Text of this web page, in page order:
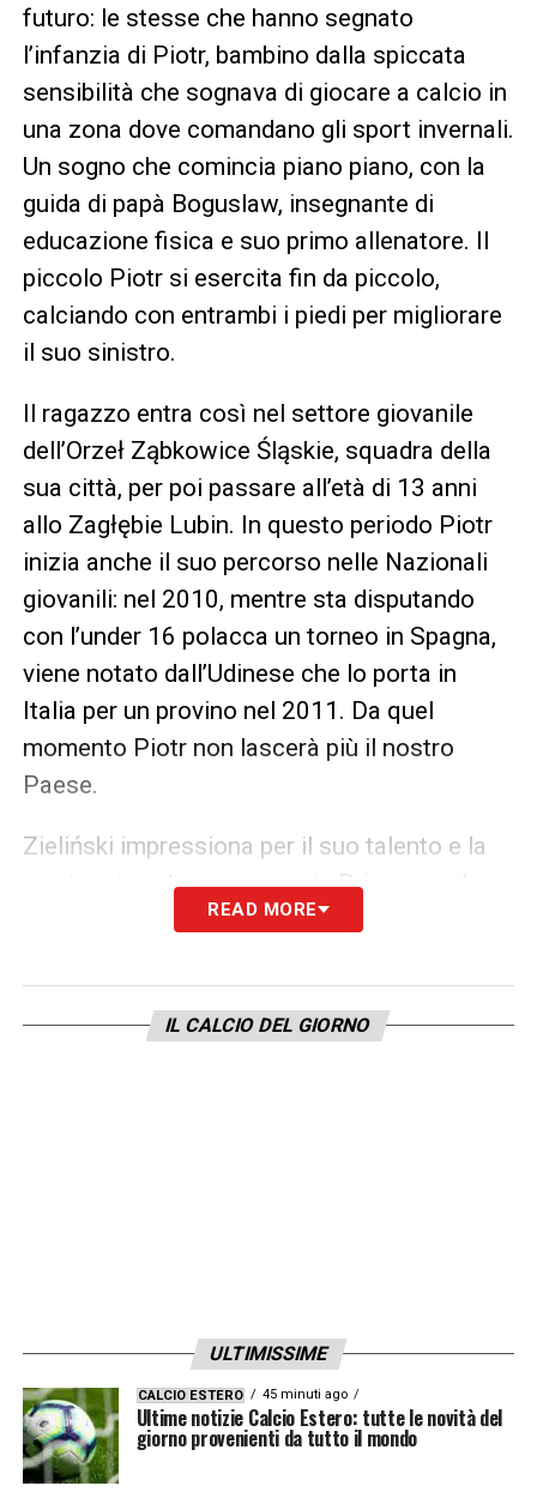
futuro: le stesse che hanno segnato
l’infanzia di Piotr, bambino dalla spiccata
sensibilità che sognava di giocare a calcio in
una zona dove comandano gli sport invernali.
Un sogno che comincia piano piano, con la
guida di papà Boguslaw, insegnante di
educazione fisica e suo primo allenatore. Il
piccolo Piotr si esercita fin da piccolo,
calciando con entrambi i piedi per migliorare
il suo sinistro.
Il ragazzo entra così nel settore giovanile
dell’Orzeł Ząbkowice Śląskie, squadra della
sua città, per poi passare all’età di 13 anni
allo Zagłębie Lubin. In questo periodo Piotr
inizia anche il suo percorso nelle Nazionali
giovanili: nel 2010, mentre sta disputando
con l’under 16 polacca un torneo in Spagna,
viene notato dall’Udinese che lo porta in
Italia per un provino nel 2011. Da quel
momento Piotr non lascerà più il nostro
Paese.
Zieliński impressiona per il suo talento e la
sua tecnica: dopo un anno in Primavera il
tecnico Francesco Guidolin decide di
quale disputa 20 partite in due stagioni tra il
2012 e il 2014, anno in cui viene mandato in
Piotr attira le attenzioni di tantissimi grandi
club: si trasferisce così al Napoli nell’estate
2016, dove ritrova Maurizio Sarri, l’allenatore
che lo aveva valorizzato nel suo primo
campionato ad Empoli. Con i partenopei
READ MORE
IL CALCIO DEL GIORNO
ULTIMISSIME
CALCIO ESTERO 45 minuti ago
Ultime notizie Calcio Estero: tutte le novità del
giorno provenienti da tutto il mondo